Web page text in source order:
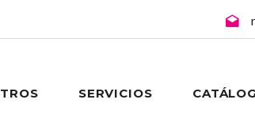
SERVICIOS